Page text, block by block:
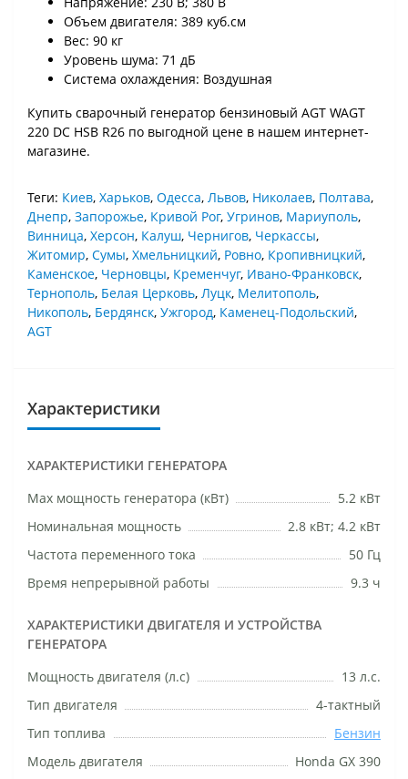
Объем двигателя: 389 куб.см
Вес: 90 кг
Уровень шума: 71 дБ
Система охлаждения: Воздушная
Купить сварочный генератор бензиновый AGT WAGT
220 DC HSB R26 по выгодной цене в нашем интернет-
магазине.
Теги: Киев, Харьков, Одесса, Львов, Николаев, Полтава,
Днепр, Запорожье, Кривой Рог, Угринов, Мариуполь,
Винница, Херсон, Калуш, Чернигов, Черкассы,
Житомир, Сумы, Хмельницкий, Ровно, Кропивницкий,
Каменское, Черновцы, Кременчуг, Ивано-Франковск,
Тернополь, Белая Церковь, Луцк, Мелитополь,
Никополь, Бердянск, Ужгород, Каменец-Подольский,
AGT
Характеристики
ХАРАКТЕРИСТИКИ ГЕНЕРАТОРА
Маx мощность генератора (кВт)
5.2 кВт
Номинальная мощность
2.8 кВт; 4.2 кВт
Частота переменного тока
50 Гц
Время непрерывной работы
9.3 ч
ХАРАКТЕРИСТИКИ ДВИГАТЕЛЯ И УСТРОЙСТВА
ГЕНЕРАТОРА
Мощность двигателя (л.с)
13 л.с.
Тип двигателя
4-тактный
Тип топлива
Бензин
Модель двигателя
Honda GX 390